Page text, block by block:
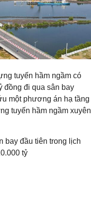
tuyến hầm ngầm có
đồng đi qua sân bay
một phương án hạ tầng
tuyến hầm ngầm xuyên
bay đầu tiên trong lịch
tỷ